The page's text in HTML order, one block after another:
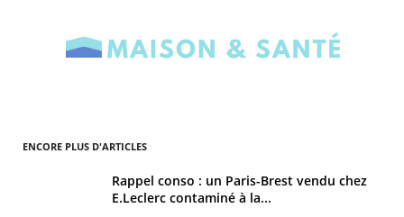
ENCORE PLUS D'ARTICLES
Rappel conso : un Paris-Brest vendu chez
E.Leclerc contaminé à la...